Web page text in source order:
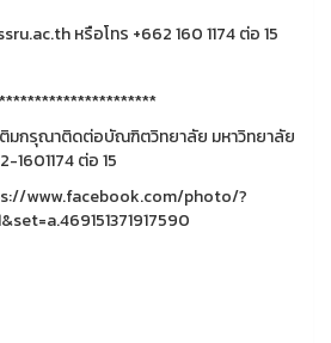
หรือโทร +662 160 1174 ต่อ 15
ติมกรุณาติดต่อบัณฑิตวิทยาลัย มหาวิทยาลัย
1601174 ต่อ 15
www.facebook.com/photo/?